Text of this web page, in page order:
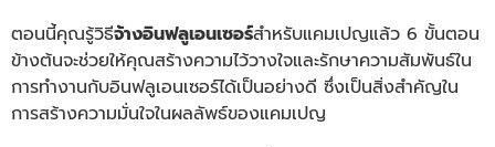
ตอนนี้คุณรู้วิธีจ้างอินฟลูเอนเซอร์สำหรับแคมเปญแล้ว 6 ขั้นตอน
ข้างต้นจะช่วยให้คุณสร้างความไว้วางใจและรักษาความสัมพันธ์ใน
การทำงานกับอินฟลูเอนเซอร์ได้เป็นอย่างดี ซึ่งเป็นสิ่งสำคัญใน
การสร้างความมั่นใจในผลลัพธ์ของแคมเปญ